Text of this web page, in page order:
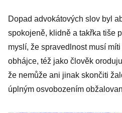
Dopad advokátových slov byl
spokojeně, klidně a takřka tiše
myslí, že spravedlnost musí
obhájce, též jako člověk
že nemůže ani jinak skončiti
úplným osvobozením